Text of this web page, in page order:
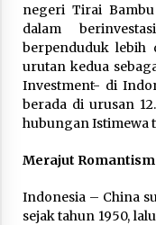
negeri Tirai
dalam
berpenduduk
urutan kedua
Investment- di
berada di urusan
hubungan Istimewa
Merajut
Indonesia – China
sejak tahun 1950,